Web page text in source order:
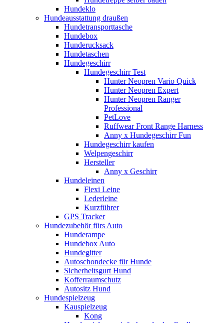
Hundeklo
Hundeausstattung draußen
Hundetransporttasche
Hundebox
Hunderucksack
Hundetaschen
Hundegeschirr
Hundegeschirr Test
Hunter Neopren Vario Quick
Hunter Neopren Expert
Hunter Neopren Ranger
Professional
PetLove
Ruffwear Front Range Harness
Anny x Hundegeschirr Fun
Hundegeschirr kaufen
Welpengeschirr
Hersteller
Anny x Geschirr
Hundeleinen
Flexi Leine
Lederleine
Kurzführer
GPS Tracker
Hundezubehör fürs Auto
Hunderampe
Hundebox Auto
Hundegitter
Autoschondecke für Hunde
Sicherheitsgurt Hund
Kofferraumschutz
Autositz Hund
Hundespielzeug
Kauspielzeug
Kong